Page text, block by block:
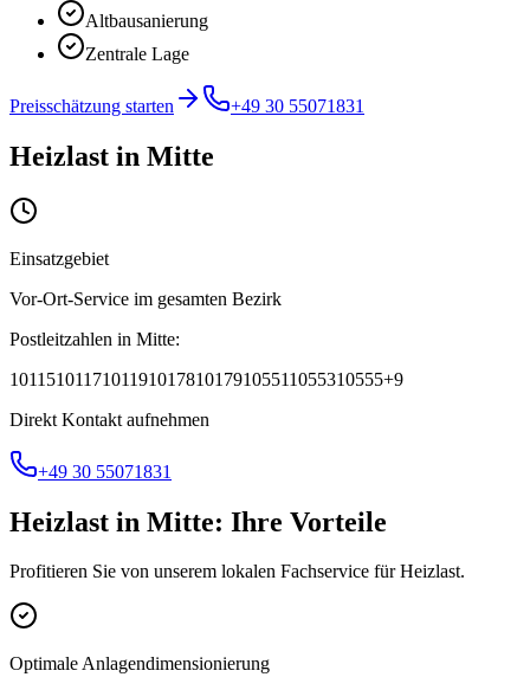
Altbausanierung
Zentrale Lage
Preisschätzung starten +49 30 55071831
Heizlast in Mitte
Einsatzgebiet
Vor-Ort-Service im gesamten Bezirk
Postleitzahlen in Mitte:
1011510117101191017810179105511055310555+9
Direkt Kontakt aufnehmen
+49 30 55071831
Heizlast in Mitte: Ihre Vorteile
Profitieren Sie von unserem lokalen Fachservice fürHeizlast.
Optimale Anlagendimensionierung